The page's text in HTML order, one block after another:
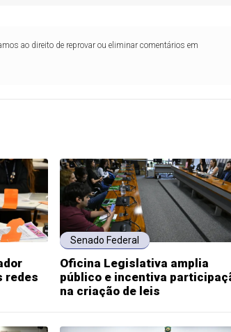
ao direito de reprovar ou eliminar comentários em
redes
Senado Federal
Oficina Legislativa amplia
público e incentiva
na criação de leis